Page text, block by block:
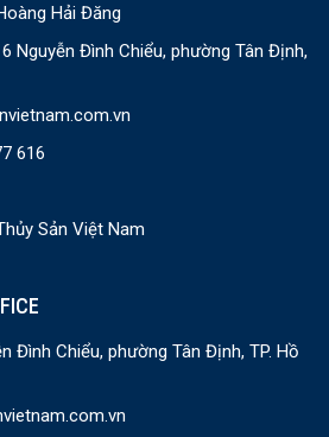
Hải Đăng
Nguyễn Đình Chiểu, phường Tân Định,
616
Sản Việt Nam
Đình Chiểu, phường Tân Định, TP. Hồ